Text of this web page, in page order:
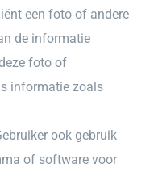
een foto of andere
de informatie
foto of
informatie zoals
ook gebruik
of software voor